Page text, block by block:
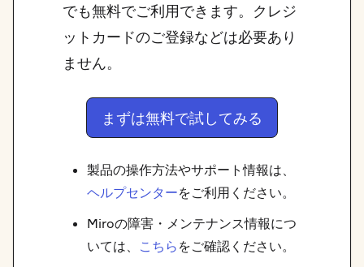
でも無料でご利用できます。クレジ
ットカードのご登録などは必要あり
ません。
まずは無料で試してみる
製品の操作方法やサポート情報は、
ヘルプセンターをご利用ください。
Miroの障害・メンテナンス情報につ
いては、 こちら をご確認ください。